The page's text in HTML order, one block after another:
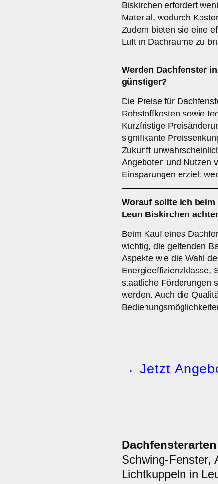
Biskirchen erfordert
Material, wodurch
Zudem bieten sie eine
Luft in Dachräume zu
Werden Dachfenster
günstiger?
Die Preise für
Rohstoffkosten sowie
Kurzfristige
signifikante
Zukunft
Angeboten und Nutzen
Einsparungen erzielt
Worauf sollte ich
Leun Biskirchen
Beim Kauf eines
wichtig, die geltenden
Aspekte wie die Wahl
Energieeffizienzklasse,
staatliche Förderungen
werden. Auch die
→ Jetzt
Dachfensterarten
Schwing-Fenster,
Lichtkuppeln in